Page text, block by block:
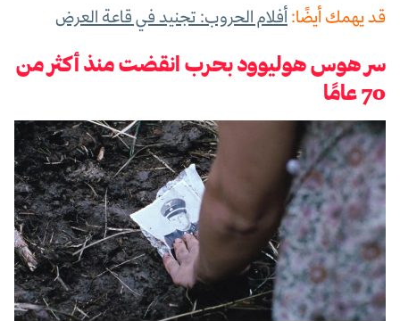
قد يهمك أيضًا:أفلام الحروب: تجنيد في قاعة العرض
سر هوس هوليوود بحرب انقضت منذ أكثر من
70 عامًا